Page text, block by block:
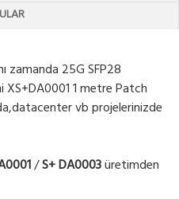
zamanda 25G SFP28
XS+DA0001 1 metre Patch
vb projelerinizde
/S+ DA0003üretimden